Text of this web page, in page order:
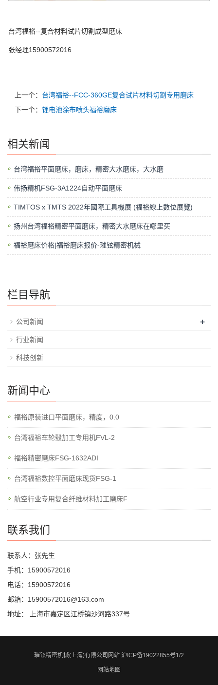
台湾福裕--复合材料试片切割成型磨床
张经理15900572016
上一个： 台湾福裕--FCC-360GE复合试片材料切割专用磨床
下一个： 锂电池涂布喷头福裕磨床
相关新闻
台湾福裕平面磨床，磨床，精密大水磨床，大水磨
伟扬精机FSG-3A1224自动平面磨床
TIMTOS x TMTS 2022年國際工具機展 (福裕線上數位展覽)
扬州台湾福裕精密平面磨床，精密大水磨床在哪里买
福裕磨床价格|福裕磨床报价-璀铉精密机械
栏目导航
公司新闻 +
行业新闻
科技创新
新闻中心
福裕原装进口平面磨床，精度，0.0
台湾福裕车轮毂加工专用机FVL-2
福裕精密磨床FSG-1632ADI
台湾福裕数控平面磨床现货FSG-1
航空行业专用复合纤维材料加工磨床F
联系我们
联系人：张先生
手机：15900572016
电话：15900572016
邮箱：15900572016@163.com
地址： 上海市嘉定区江桥镇沙河路337号
璀铉精密机械(上海)有限公司网站 沪ICP备19022855号1/2
网站地图